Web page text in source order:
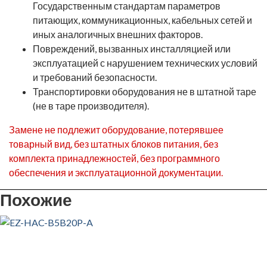
Государственным стандартам параметров
питающих, коммуникационных, кабельных сетей и
иных аналогичных внешних факторов.
Повреждений, вызванных инсталляцией или
эксплуатацией с нарушением технических условий
и требований безопасности.
Транспортировки оборудования не в штатной таре
(не в таре производителя).
Замене не подлежит оборудование, потерявшее
товарный вид, без штатных блоков питания, без
комплекта принадлежностей, без программного
обеспечения и эксплуатационной документации.
Похожие